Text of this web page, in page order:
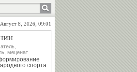
8, 2026, 09:01
меценат
спорта